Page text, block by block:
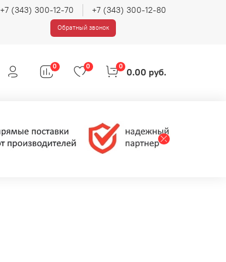
+7 (343) 300-12-70 +7 (343) 300-12-80
Обратный звонок
0 0 0 0.00 руб.